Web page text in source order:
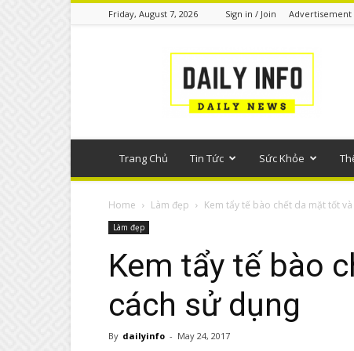
Friday, August 7, 2026 Sign in / Join Advertisement
thông
Trang Chủ Tin Tức Sức Khỏe
Home Làm đẹp Kem tẩy tế bào chết da mặt tốt
Làm đẹp
Kem tẩy tế bào
cách sử dụng
By dailyinfo - May 24, 2017